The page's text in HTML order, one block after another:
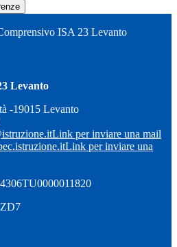
ISA 23 Levanto
Levanto
-19015 Levanto
Link per inviare una mail
Link per inviare una